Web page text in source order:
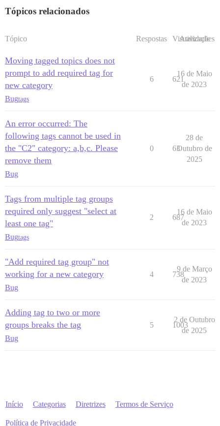
Tópicos relacionados
Tópico Respostas Visualizações
Atividade
Moving tagged topics does not
prompt to add required tag for
new category
Bugtags
6 621
16 de Maio
de 2023
An error occurred: The
following tags cannot be used in
the "C2" category: a,b,c. Please
remove them
Bug
0 63
28 de
Outubro de
2025
Tags from multiple tag groups
required only suggest "select at
least one tag"
Bugtags
2 687
16 de Maio
de 2023
"Add required tag group" not
working for a new category
Bug
4 738
9 de Março
de 2023
Adding tag to two or more
groups breaks the tag
Bug
5 1003
2 de Outubro
de 2025
Início Categorias Diretrizes Termos de Serviço
Política de Privacidade